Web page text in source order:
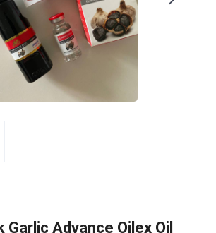
Garlic Advance Oilex Oil